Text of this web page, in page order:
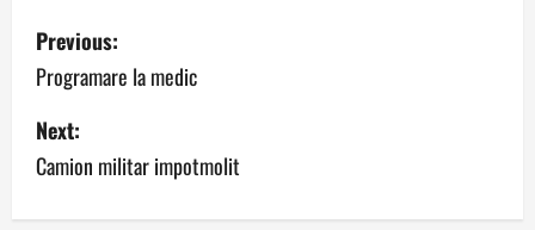
P
o
s
t
Previous:
Programare la medic
Next:
Camion militar impotmolit